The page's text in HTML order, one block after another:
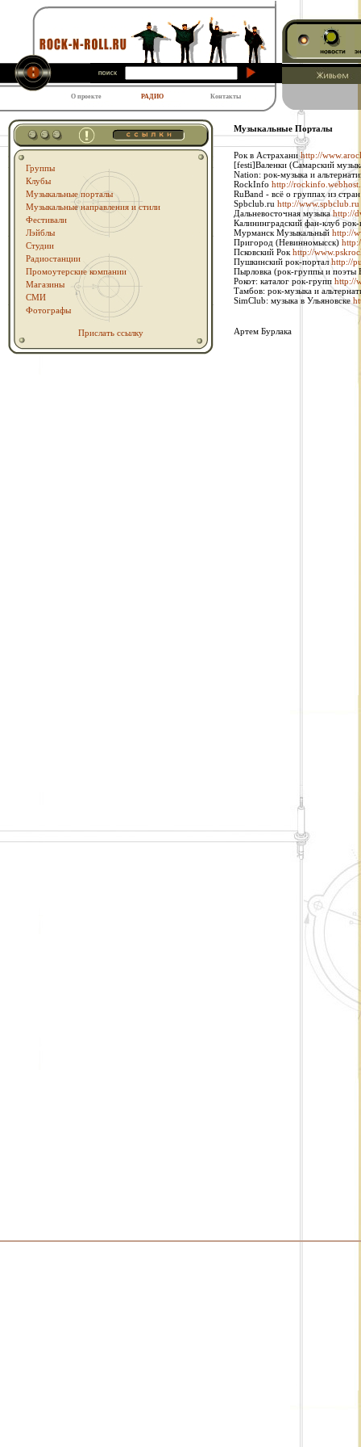
О проекте РАДИО Контакты
Группы
Клубы
Музыкальные порталы
Музыкальные направления и стили
Фестивали
Лэйблы
Студии
Радиостанции
Промоутерские компании
Магазины
СМИ
Фотографы
Прислать ссылку
Музыкальные Порталы
Рок в Астраханиhttp://
[festi]Валенки (Самарский
Nation: рок-музыка и
RockInfo http://
RuBand - всё о группах из
Spbclub.ru http://www.spbclub.ru
Дальневосточная музыкаhttp://
Калининградский фан-клуб
Мурманск Музыкальный http://
Пригород (Невинномысск)
Псковский Рок http://
Пушкинский рок-порталhttp://
Пырловка (рок-группы и поэты
Рокот: каталог рок-групп http://
Тамбов: рок-музыка и
SimClub: музыка в Ульяновске
Артем Бурлака